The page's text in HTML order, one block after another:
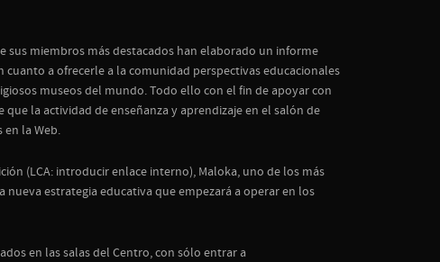
sus miembros más destacados han elaborado un informe
a ofrecerle a la comunidad perspectivas educacionales
museos del mundo. Todo ello con el fin de apoyar con
la actividad de enseñanza y aprendizaje en el salón de
la Web.
(LCA: introducir enlace interno), Maloka, uno de los más
estrategia educativa que empezará a operar en los
en las salas del Centro, con sólo entrar a